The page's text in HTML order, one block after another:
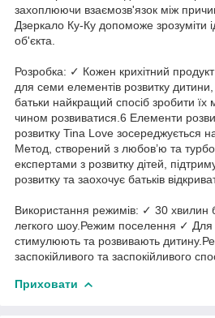
захоплюючи взаємозв'язок між
Дзеркало Ку-Ку допоможе зрозуміти
об'єкта.
Розробка: ✓ Кожен крихітний
для семи елементів розвитку
батьки найкращий спосіб зробити
чином розвиватися.6 Елементи
розвитку Tina Love зосереджується
Метод, створений з любов’ю та
експертами з розвитку дітей,
розвитку та заохочує батьків
Використання режимів: ✓ 30 хвилин
легкого шоу.Режим поселення ✓ Для
стимулюють та розвивають
заспокійливого та заспокійливого
Приховати